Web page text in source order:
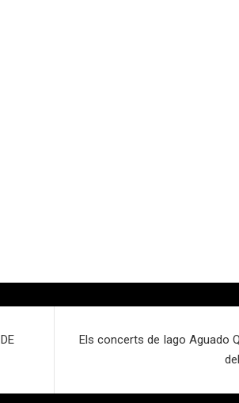
Els concerts de Iago Aguado